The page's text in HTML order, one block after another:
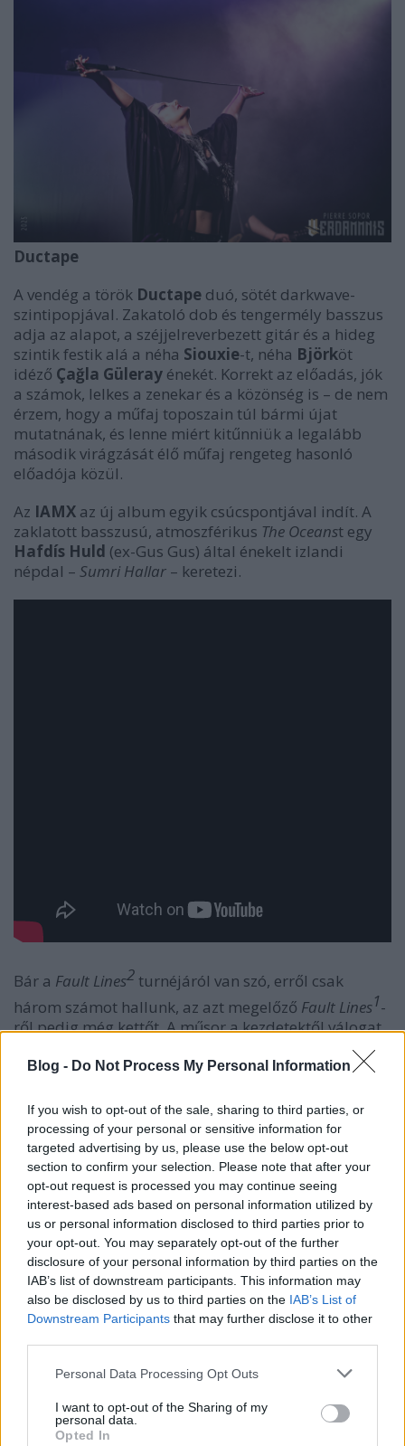
Blog - Do Not Process My Personal Information
If you wish to opt-out of the sale, sharing to third parties, or
processing of your personal or sensitive information for
targeted advertising by us, please use the below opt-out
section to confirm your selection. Please note that after your
opt-out request is processed you may continue seeing
interest-based ads based on personal information utilized by
us or personal information disclosed to third parties prior to
your opt-out. You may separately opt-out of the further
disclosure of your personal information by third parties on the
IAB’s list of downstream participants. This information may
also be disclosed by us to third parties on the IAB’s List of
Downstream Participants that may further disclose it to other
Please note that this website/app uses one or more Google
not limited to your visit or usage behaviour. You may click to
grant or deny consent to Google and its third-party tags to
Personal Data Processing Opt Outs
I want to opt-out of the Sharing of my
personal data.
Opted In
Ductape
A vendég a török Ductape duó, sötét darkwave-
szintipopjával. Zakatoló dob és tengermély basszus
adja az alapot, a széjjelreverbezett gitár és a hideg
szintik festik alá a néha Siouxie-t, néha Björköt
idéző Çağla Güleray énekét. Korrekt az előadás, jók
a számok, lelkes a zenekar és a közönség is – de nem
érzem, hogy a műfaj toposzain túl bármi újat
mutatnának, és lenne miért kitűnniük a legalább
második virágzását élő műfaj rengeteg hasonló
előadója közül.
Az IAMX az új album egyik csúcspontjával indít. A
zaklatott basszusú, atmoszférikus The Oceanst egy
Hafdís Huld (ex-Gus Gus) által énekelt izlandi
népdal – Sumri Hallar – keretezi.
Bár a Fault Lines2 turnéjáról van szó, erről csak
három számot hallunk, az azt megelőző Fault Lines1-
ről pedig még kettőt. A műsor a kezdetektől válogat
az életműből, lemezenként egy-két számot, és nem
feltétlenül a leghíresebbeket – így kimarad többek
Friend, aThink of Englandvagy aMile Deep Hollow, de
a minőségen ez semmit nem ront. Nincs üresjárat,
bár igazán csúcspont sem.
Chris Corner ösztönös előadóművész. Nyúlfüles-
töviskoszorús maszkjában és hozzá illő
köpönyegében sámánként táncolja be a színpadot,
stagedive-ol, pörgeti és imádja a közönséget, és
fogadja a rajongást. Legnagyobb erőssége mégis az
énekhangja: egyszerre törékeny és erőteljes, sötét és
felemelő, teátrálisan szenvedélyes és intim.